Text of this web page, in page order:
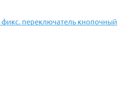
фикс. переключатель кнопочный